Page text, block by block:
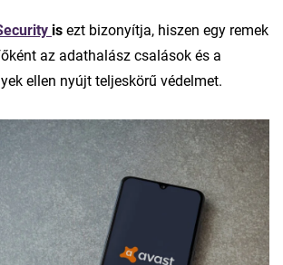
is ezt bizonyítja, hiszen egy remek
az adathalász csalások és a
ellen nyújt teljeskörű védelmet.